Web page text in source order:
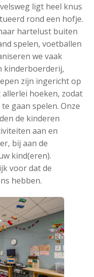
ligt heel knus
rond een hofje.
hartelust buiten
spelen, voetballen
we vaak
kinderboerderij,
zijn ingericht op
hoeken, zodat
gaan spelen. Onze
de kinderen
aan en
bij aan de
kind(eren).
voor dat de
hebben.